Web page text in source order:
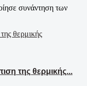
συνάντηση των
της θερμικής...